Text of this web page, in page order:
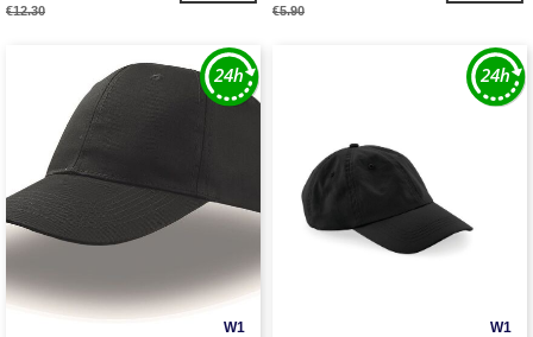
€12.30 €5.90
W1 W1